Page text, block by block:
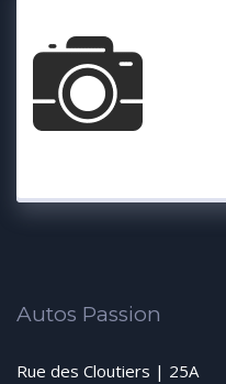
Autos Passion
Rue des Cloutiers | 25A